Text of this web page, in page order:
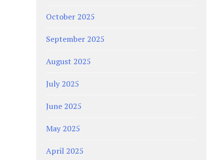
October 2025
September 2025
August 2025
July 2025
June 2025
May 2025
April 2025